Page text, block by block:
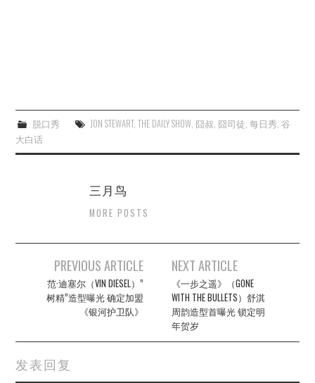
脱口秀 JON STEWART, THE DAILY SHOW, 囧叔, 囧司徒, 每日秀, 谷
大白话
三月鸟
MORE POSTS
navigation
PREVIOUS ARTICLE
范·迪塞尔（VIN DIESEL）”
树精”造型曝光 确定加盟
《银河护卫队》
NEXT ARTICLE
《一步之遥》（GONE
WITH THE BULLETS）舒淇
周韵造型首曝光 锁定明
年贺岁
发表回复